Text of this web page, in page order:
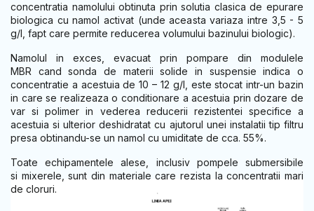
concentratia namolului obtinuta prin solutia clasica de epurare
biologica cu namol activat (unde aceasta variaza intre 3,5 - 5
g/l, fapt care permite reducerea volumului bazinului biologic).
Namolul in exces, evacuat prin pompare din modulele
MBR cand sonda de materii solide in suspensie indica o
concentratie a acestuia de 10 – 12 g/l, este stocat intr-un bazin
in care se realizeaza o conditionare a acestuia prin dozare de
var si polimer in vederea reducerii rezistentei specifice a
acestuia si ulterior deshidratat cu ajutorul unei instalatii tip filtru
presa obtinandu-se un namol cu umiditate de cca. 55%.
Toate echipamentele alese, inclusiv pompele submersibile
si mixerele, sunt din materiale care rezista la concentratii mari
de cloruri.